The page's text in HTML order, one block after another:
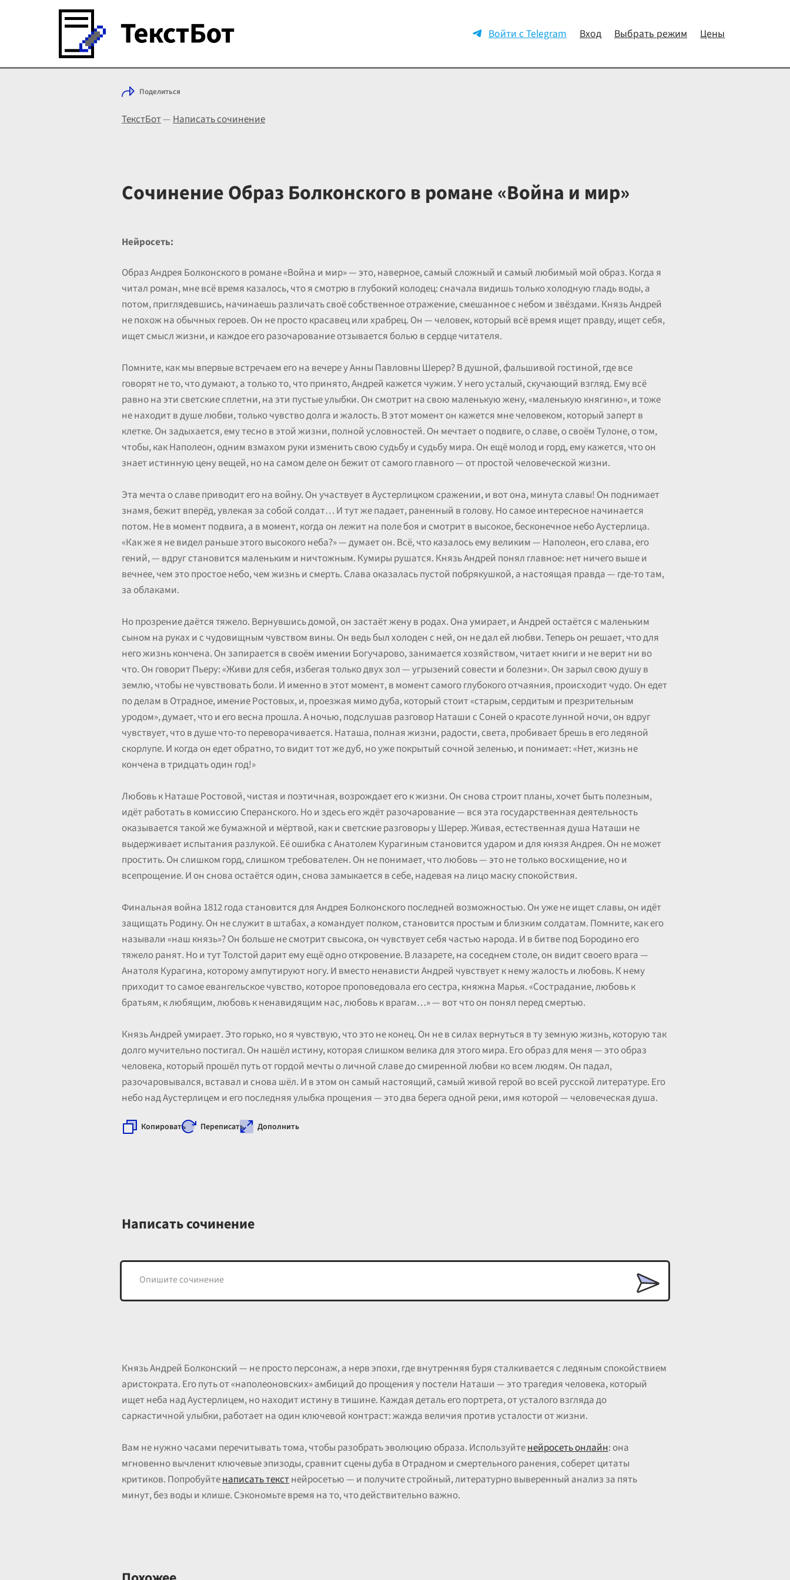
Войти с Telegram Вход Выбрать режим Цены
Поделиться
ТекстБот—Написать сочинение
Сочинение Образ Болконского в романе «Война и мир»
Нейросеть:
Образ Андрея Болконского в романе «Война и мир» — это, наверное, самый сложный и самый любимый мой образ. Когда я
читал роман, мне всё время казалось, что я смотрю в глубокий колодец: сначала видишь только холодную гладь воды, а
потом, приглядевшись, начинаешь различать своё собственное отражение, смешанное с небом и звёздами. Князь Андрей
не похож на обычных героев. Он не просто красавец или храбрец. Он — человек, который всё время ищет правду, ищет себя,
ищет смысл жизни, и каждое его разочарование отзывается болью в сердце читателя.
Помните, как мы впервые встречаем его на вечере у Анны Павловны Шерер? В душной, фальшивой гостиной, где все
говорят не то, что думают, а только то, что принято, Андрей кажется чужим. У него усталый, скучающий взгляд. Ему всё
равно на эти светские сплетни, на эти пустые улыбки. Он смотрит на свою маленькую жену, «маленькую княгиню», и тоже
не находит в душе любви, только чувство долга и жалость. В этот момент он кажется мне человеком, который заперт в
клетке. Он задыхается, ему тесно в этой жизни, полной условностей. Он мечтает о подвиге, о славе, о своём Тулоне, о том,
чтобы, как Наполеон, одним взмахом руки изменить свою судьбу и судьбу мира. Он ещё молод и горд, ему кажется, что он
знает истинную цену вещей, но на самом деле он бежит от самого главного — от простой человеческой жизни.
Эта мечта о славе приводит его на войну. Он участвует в Аустерлицком сражении, и вот она, минута славы! Он поднимает
знамя, бежит вперёд, увлекая за собой солдат… И тут же падает, раненный в голову. Но самое интересное начинается
потом. Не в момент подвига, а в момент, когда он лежит на поле боя и смотрит в высокое, бесконечное небо Аустерлица.
«Как же я не видел раньше этого высокого неба?» — думает он. Всё, что казалось ему великим — Наполеон, его слава, его
гений, — вдруг становится маленьким и ничтожным. Кумиры рушатся. Князь Андрей понял главное: нет ничего выше и
вечнее, чем это простое небо, чем жизнь и смерть. Слава оказалась пустой побрякушкой, а настоящая правда — где-то там,
за облаками.
Но прозрение даётся тяжело. Вернувшись домой, он застаёт жену в родах. Она умирает, и Андрей остаётся с маленьким
сыном на руках и с чудовищным чувством вины. Он ведь был холоден с ней, он не дал ей любви. Теперь он решает, что для
него жизнь кончена. Он запирается в своём имении Богучарово, занимается хозяйством, читает книги и не верит ни во
что. Он говорит Пьеру: «Живи для себя, избегая только двух зол — угрызений совести и болезни». Он зарыл свою душу в
землю, чтобы не чувствовать боли. И именно в этот момент, в момент самого глубокого отчаяния, происходит чудо. Он едет
по делам в Отрадное, имение Ростовых, и, проезжая мимо дуба, который стоит «старым, сердитым и презрительным
уродом», думает, что и его весна прошла. А ночью, подслушав разговор Наташи с Соней о красоте лунной ночи, он вдруг
чувствует, что в душе что-то переворачивается. Наташа, полная жизни, радости, света, пробивает брешь в его ледяной
скорлупе. И когда он едет обратно, то видит тот же дуб, но уже покрытый сочной зеленью, и понимает: «Нет, жизнь не
кончена в тридцать один год!»
Любовь к Наташе Ростовой, чистая и поэтичная, возрождает его к жизни. Он снова строит планы, хочет быть полезным,
идёт работать в комиссию Сперанского. Но и здесь его ждёт разочарование — вся эта государственная деятельность
оказывается такой же бумажной и мёртвой, как и светские разговоры у Шерер. Живая, естественная душа Наташи не
выдерживает испытания разлукой. Её ошибка с Анатолем Курагиным становится ударом и для князя Андрея. Он не может
простить. Он слишком горд, слишком требователен. Он не понимает, что любовь — это не только восхищение, но и
всепрощение. И он снова остаётся один, снова замыкается в себе, надевая на лицо маску спокойствия.
Финальная война 1812 года становится для Андрея Болконского последней возможностью. Он уже не ищет славы, он идёт
защищать Родину. Он не служит в штабах, а командует полком, становится простым и близким солдатам. Помните, как его
называли «наш князь»? Он больше не смотрит свысока, он чувствует себя частью народа. И в битве под Бородино его
тяжело ранят. Но и тут Толстой дарит ему ещё одно откровение. В лазарете, на соседнем столе, он видит своего врага —
Анатоля Курагина, которому ампутируют ногу. И вместо ненависти Андрей чувствует к нему жалость и любовь. К нему
приходит то самое евангельское чувство, которое проповедовала его сестра, княжна Марья. «Сострадание, любовь к
братьям, к любящим, любовь к ненавидящим нас, любовь к врагам…» — вот что он понял перед смертью.
Князь Андрей умирает. Это горько, но я чувствую, что это не конец. Он не в силах вернуться в ту земную жизнь, которую так
долго мучительно постигал. Он нашёл истину, которая слишком велика для этого мира. Его образ для меня — это образ
человека, который прошёл путь от гордой мечты о личной славе до смиренной любви ко всем людям. Он падал,
разочаровывался, вставал и снова шёл. И в этом он самый настоящий, самый живой герой во всей русской литературе. Его
небо над Аустерлицем и его последняя улыбка прощения — это два берега одной реки, имя которой — человеческая душа.
Копировать Переписать Дополнить
Написать сочинение
Князь Андрей Болконский — не просто персонаж, а нерв эпохи, где внутренняя буря сталкивается с ледяным спокойствием
аристократа. Его путь от «наполеоновских» амбиций до прощения у постели Наташи — это трагедия человека, который
ищет неба над Аустерлицем, но находит истину в тишине. Каждая деталь его портрета, от усталого взгляда до
саркастичной улыбки, работает на один ключевой контраст: жажда величия против усталости от жизни.
Вам не нужно часами перечитывать тома, чтобы разобрать эволюцию образа. Используйтенейросеть онлайн: она
мгновенно вычленит ключевые эпизоды, сравнит сцены дуба в Отрадном и смертельного ранения, соберет цитаты
критиков. Попробуйтенаписать текстнейросетью — и получите стройный, литературно выверенный анализ за пять
минут, без воды и клише. Сэкономьте время на то, что действительно важно.